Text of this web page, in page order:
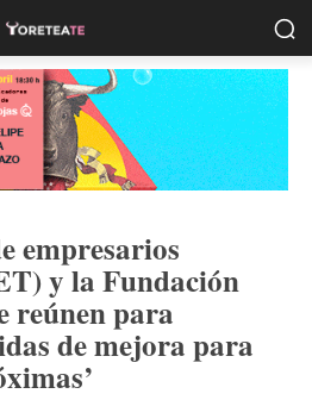
empresarios
y la Fundación
reúnen para
de mejora para